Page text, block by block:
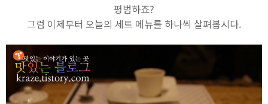
평범하죠?
그럼 이제부터 오늘의 세트 메뉴를 하나씩 살펴봅시다.